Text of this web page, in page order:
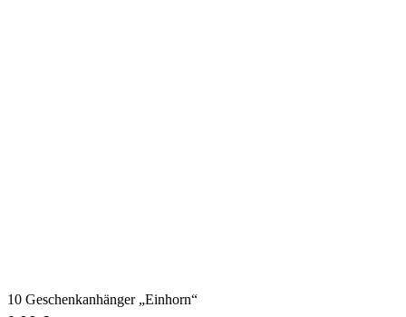
10 Geschenkanhänger „Einhorn“